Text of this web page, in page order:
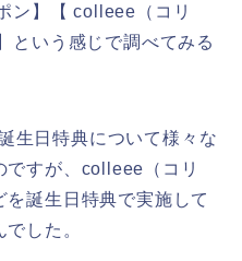
ン】【 colleee（コリ
という感じで調べてみる
生日特典について様々な
ですが、colleee（コリ
誕生日特典で実施して
した。